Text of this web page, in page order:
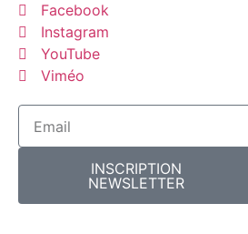
Facebook
Instagram
YouTube
Viméo
INSCRIPTION
NEWSLETTER